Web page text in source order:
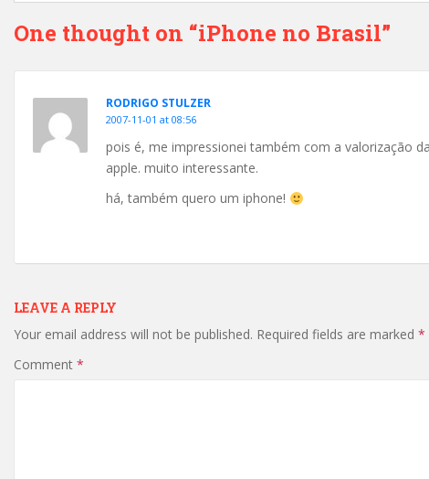
One thought on “iPhone no Brasil”
RODRIGO STULZER
2007-11-01 at 08:56
pois é, me impressionei também com a valorização
apple. muito interessante.
há, também quero um iphone!
LEAVE A REPLY
Your email address will not be published. Required fields are marked *
Comment *